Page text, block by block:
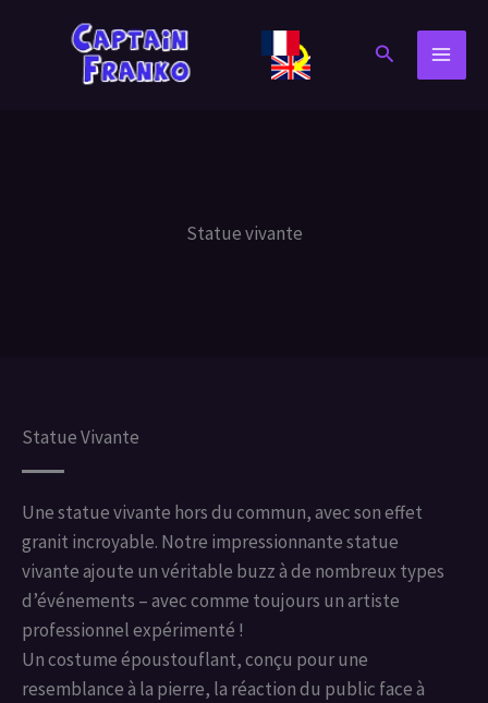
Rechercher
Statue vivante
Statue Vivante
Une statue vivante hors du commun, avec son effet
granit incroyable. Notre impressionnante statue
vivante ajoute un véritable buzz à de nombreux types
d’événements – avec comme toujours un artiste
professionnel expérimenté !
Un costume époustouflant, conçu pour une
resemblance à la pierre, la réaction du public face à